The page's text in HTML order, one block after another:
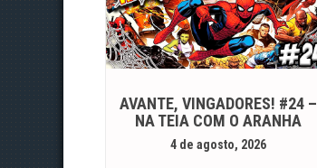
AVANTE, VINGADORES! #24 –
NA TEIA COM O ARANHA
4 de agosto, 2026